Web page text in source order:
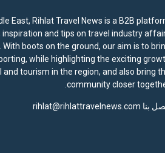
East, Rihlat Travel News is a B2B
and tips on travel industry
boots on the ground, our aim is to
while highlighting the exciting
tourism in the region, and also bring
community closer
بنا rihlat@rihlattravelnews.com